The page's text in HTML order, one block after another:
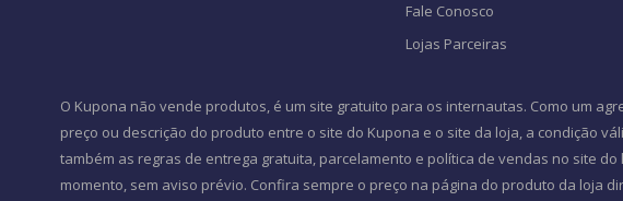
Fale Conosco
Lojas Parceiras
O Kupona não vende produtos, é um site gratuito para os internautas. Como um
preço ou descrição do produto entre o site do Kupona e o site da loja, a condição
também as regras de entrega gratuita, parcelamento e política de vendas no site
momento, sem aviso prévio. Confira sempre o preço na página do produto da loja